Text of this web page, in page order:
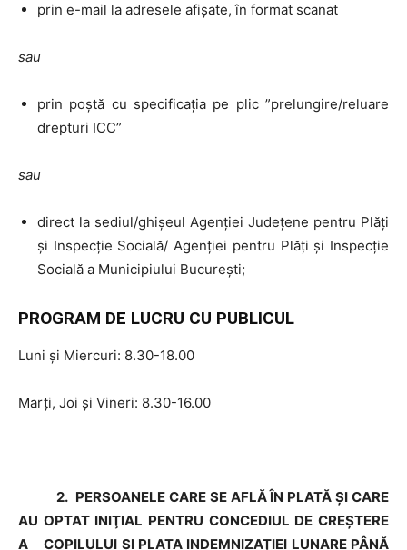
prin e-mail la adresele afişate, în format scanat
sau
prin poştă cu specificaţia pe plic ”prelungire/reluare
drepturi ICC”
sau
direct la sediul/ghişeul Agenţiei Judeţene pentru Plăţi
şi Inspecţie Socială/ Agenţiei pentru Plăţi şi Inspecţie
Socială a Municipiului Bucureşti;
PROGRAM DE LUCRU CU PUBLICUL
Luni şi Miercuri: 8.30-18.00
Marţi, Joi şi Vineri: 8.30-16.00
2. PERSOANELE CARE SE AFLĂ ÎN PLATĂ ȘI CARE
AU OPTAT INIŢIAL PENTRU CONCEDIUL DE CREŞTERE
A COPILULUI ŞI PLATA INDEMNIZAŢIEI LUNARE PÂNĂ